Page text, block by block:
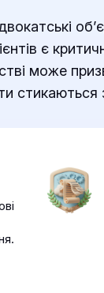
є
може
стикаються